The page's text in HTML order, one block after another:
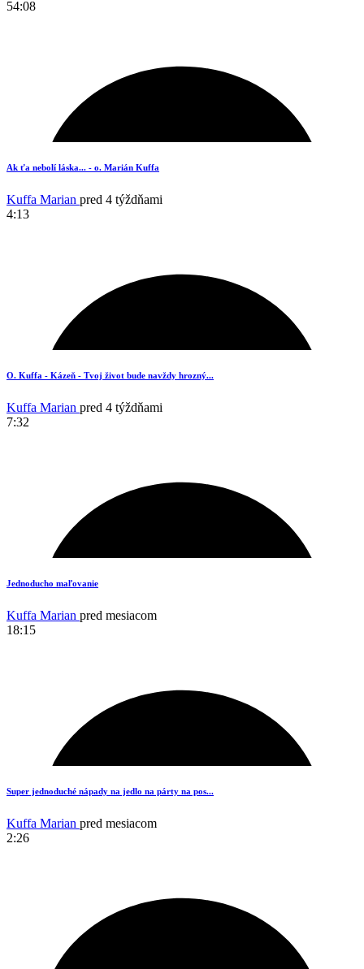
8
54:08
8
Ak ťa nebolí láska... - o. Marián Kuffa
Kuffa Marian pred 4 týždňami
4:13
10
O. Kuffa - Kázeň - Tvoj život bude navždy hrozný...
Kuffa Marian pred 4 týždňami
7:32
19
Jednoducho maľovanie
Kuffa Marian pred mesiacom
18:15
Super jednoduché nápady na jedlo na párty na pos...
Kuffa Marian pred mesiacom
2:26